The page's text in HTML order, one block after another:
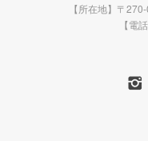
【所在地】〒
【電